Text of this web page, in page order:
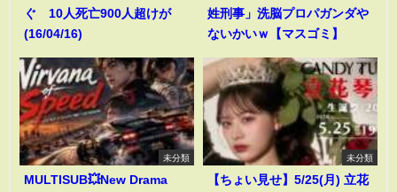
ぐ 10人死亡900人超けが
(16/04/16)
姓刑事」洗脳プロパガンダや
ないかいｗ【マスゴミ】
未分類
MULTISUB💥New Drama
未分類
【ちょい見せ】5/25(月) 立花